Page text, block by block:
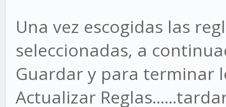
Una vez escogidas las
seleccionadas, a
Guardar y para terminar
Actualizar